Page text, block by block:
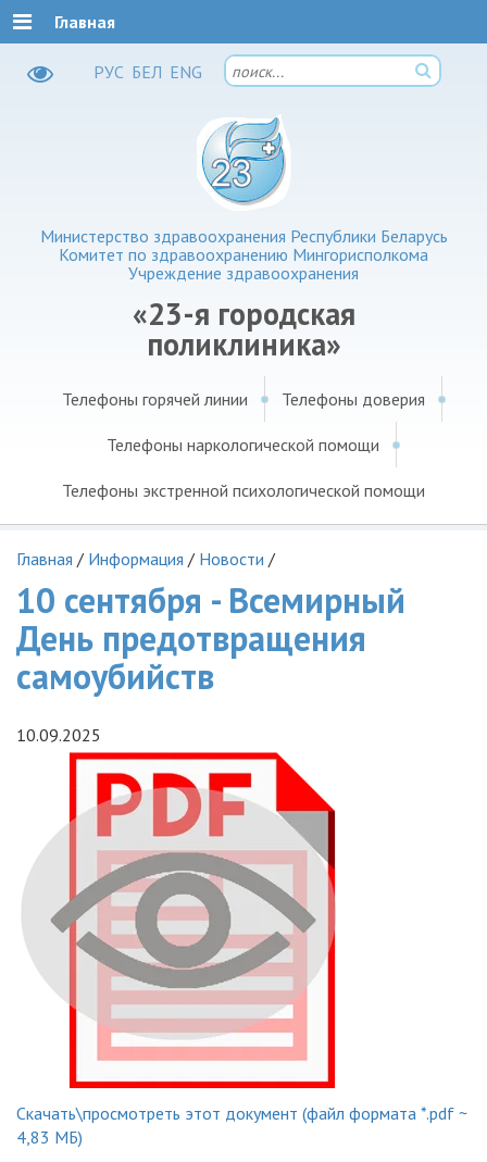
РУC БЕЛ ENG
Министерство здравоохранения Республики Беларусь
Комитет по здравоохранению Мингорисполкома
Учреждение здравоохранения
«23-я городская
поликлиника»
Главная
Телефоны горячей линии Телефоны доверия
Телефоны наркологической помощи
Телефоны экстренной психологической помощи
Главная / Информация / Новости /
10 сентября - Всемирный
День предотвращения
самоубийств
10.09.2025
Скачать\просмотреть этот документ (файл формата *.pdf ~
4,83 МБ)